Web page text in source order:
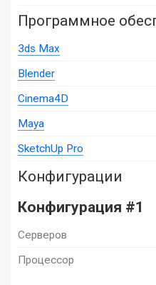
Программное
3ds Max
Blender
Cinema4D
Maya
SketchUp Pro
Конфигурации
Конфигурация #1
Серверов
Процессор